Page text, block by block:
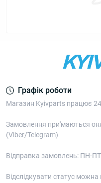
Графік роботи
Магазин Kyivparts працює
Замовлення при'маються
(Viber/Telegram)
Відправка замовлень: ПН-
Відслідкувати статус